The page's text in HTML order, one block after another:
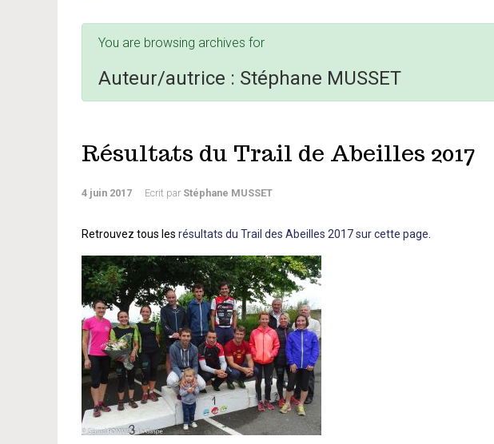
You are browsing archives for
Auteur/autrice : Stéphane MUSSET
Résultats du Trail de Abeilles 2017
4 juin 2017 Ecrit par Stéphane MUSSET
Retrouvez tous les résultats du Trail des Abeilles 2017 sur cette page